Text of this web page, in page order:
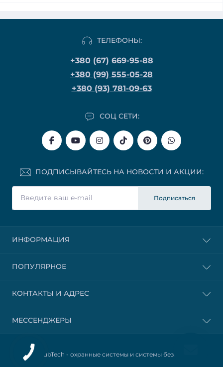
ТЕЛЕФОНЫ:
+380 (67) 669-95-88
+380 (99) 555-05-28
+380 (93) 781-09-63
СОЦ СЕТИ:
ПОДПИСЫВАЙТЕСЬ НА НОВОСТИ И АКЦИИ:
Подписаться
ИНФОРМАЦИЯ
ПОПУЛЯРНОЕ
КОНТАКТЫ И АДРЕС
МЕССЕНДЖЕРЫ
© 2025 HubTech - охранные системы и системы безопасности